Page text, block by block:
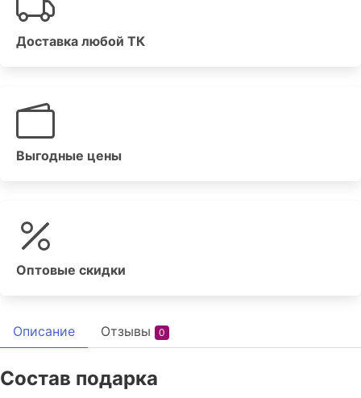
Доставка любой ТК
Выгодные цены
Оптовые скидки
Описание Отзывы 0
Состав подарка